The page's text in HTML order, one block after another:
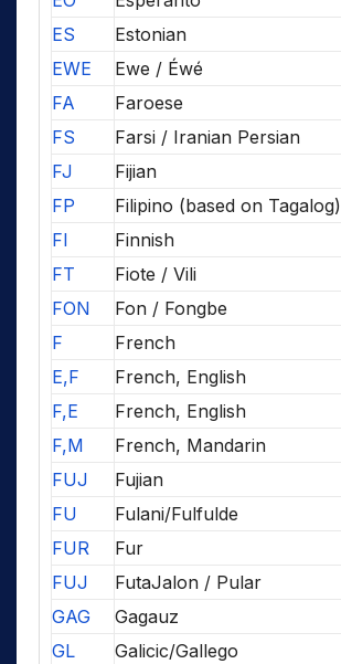
ES
Estonian
EWE
Ewe / Éwé
FA
Faroese
FS
Farsi / Iranian Persian
FJ
Fijian
FP
Filipino (based on Tagalog)
FI
Finnish
FT
Fiote / Vili
FON
Fon / Fongbe
F
French
E,F
French, English
F,E
French, English
F,M
French, Mandarin
FUJ
Fujian
FU
Fulani/Fulfulde
FUR
Fur
FUJ
FutaJalon / Pular
GAG
Gagauz
GL
Galicic/Gallego